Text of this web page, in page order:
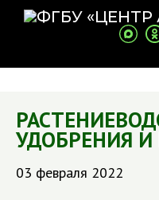
УДОБРЕНИЯ
03 февраля 2022